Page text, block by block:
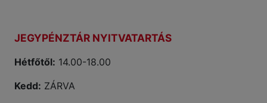
JEGYPÉNZTÁR NYITVATARTÁS
Hétfőtől: 14.00-18.00
Kedd: ZÁRVA